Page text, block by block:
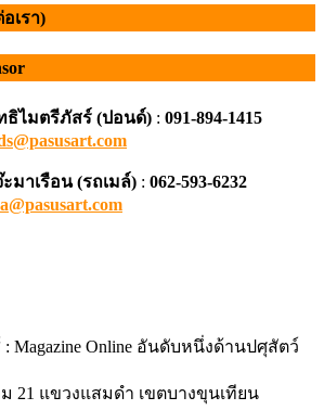
เรา)
ไมตรีภัสร์ (ปอนด์) : 091-894-1415
มาเรือน (รถเมล์) : 062-593-6232
Magazine Online อันดับหนึ่งด้านปศุสัตว์
21 แขวงแสมดำ เขตบางขุนเทียน